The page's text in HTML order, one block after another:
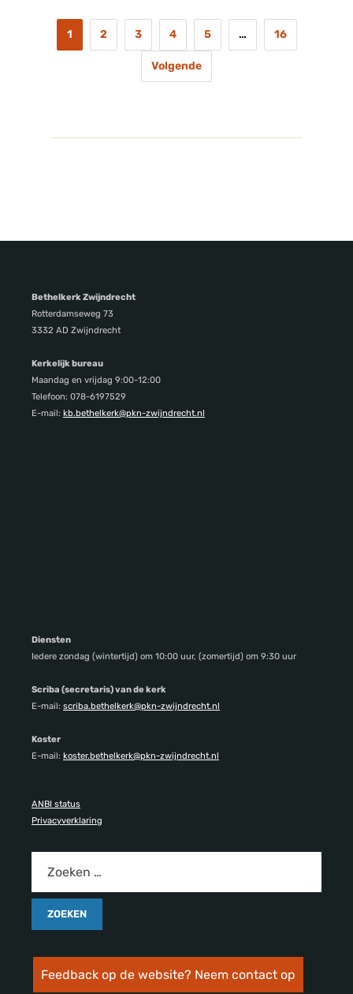
1 2 3 4 5 … 16
Volgende
Bethelkerk Zwijndrecht
Rotterdamseweg 73
3332 AD Zwijndrecht
Kerkelijk bureau
Maandag en vrijdag 9:00-12:00
Telefoon: 078-6197529
E-mail: kb.bethelkerk@pkn-zwijndrecht.nl
Diensten
Iedere zondag (wintertijd) om 10:00 uur, (zomertijd) om 9:30 uur
Scriba (secretaris) van de kerk
E-mail: scriba.bethelkerk@pkn-zwijndrecht.nl
Koster
E-mail: koster.bethelkerk@pkn-zwijndrecht.nl
ANBI status
Privacyverklaring
Feedback op de website? Neem contact op